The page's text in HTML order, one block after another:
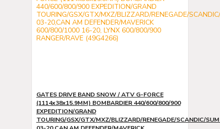
GATES DRIVE BAND SNOW / ATV G-FORCE
(1114x38x15.9MM) BOMBARDIER 440/600/800/900
EXPEDITION/GRAND
TOURING/GSX/GTX/MXZ/BLIZZARD/RENEGADE/SCANDIC/